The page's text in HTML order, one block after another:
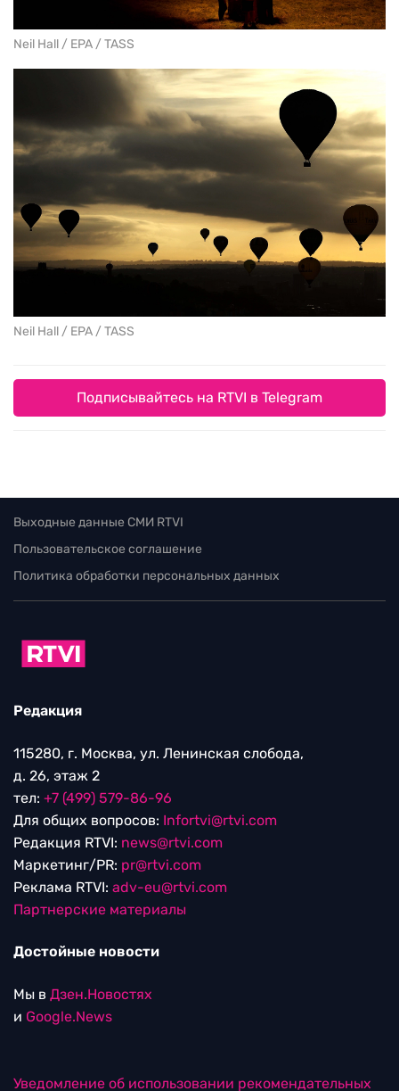
Neil Hall / EPA / TASS
Neil Hall / EPA / TASS
Подписывайтесь на RTVI в Telegram
Выходные данные СМИ RTVI
Пользовательское соглашение
Политика обработки персональных данных
Редакция
115280, г. Москва, ул. Ленинская слобода,
д. 26, этаж 2
тел: +7 (499) 579-86-96
Для общих вопросов: Infortvi@rtvi.com
Редакция RTVI: news@rtvi.com
Маркетинг/PR: pr@rtvi.com
Реклама RTVI: adv-eu@rtvi.com
Партнерские материалы
Достойные новости
Мы в Дзен.Новостях
и Google.News
Уведомление об использовании рекомендательных